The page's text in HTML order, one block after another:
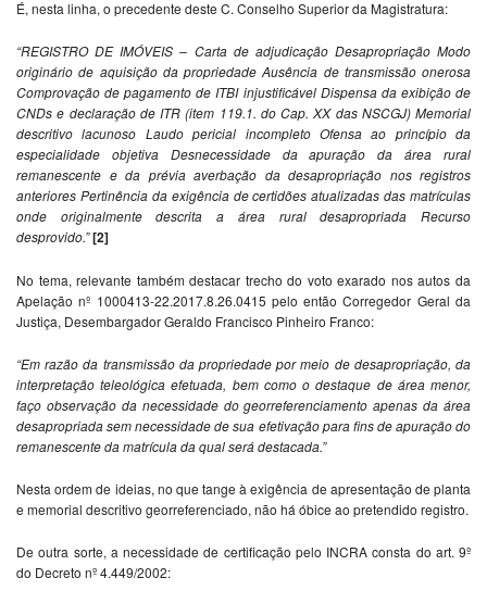
É, nesta linha, o precedente deste C. Conselho Superior da Magistratura:
“REGISTRO DE IMÓVEIS – Carta de adjudicação Desapropriação Modo
originário de aquisição da propriedade Ausência de transmissão onerosa
Comprovação de pagamento de ITBI injustificável Dispensa da exibição de
CNDs e declaração de ITR (item 119.1. do Cap. XX das NSCGJ) Memorial
descritivo lacunoso Laudo pericial incompleto Ofensa ao princípio da
especialidade objetiva Desnecessidade da apuração da área rural
remanescente e da prévia averbação da desapropriação nos registros
anteriores Pertinência da exigência de certidões atualizadas das matrículas
onde originalmente descrita a área rural desapropriada Recurso
desprovido.”[2]
No tema, relevante também destacar trecho do voto exarado nos autos da
Apelação nº 1000413-22.2017.8.26.0415 pelo então Corregedor Geral da
Justiça, Desembargador Geraldo Francisco Pinheiro Franco:
“Em razão da transmissão da propriedade por meio de desapropriação, da
interpretação teleológica efetuada, bem como o destaque de área menor,
faço observação da necessidade do georreferenciamento apenas da área
desapropriada sem necessidade de sua efetivação para fins de apuração do
remanescente da matrícula da qual será destacada.”
Nesta ordem de ideias, no que tange à exigência de apresentação de planta
e memorial descritivo georreferenciado, não há óbice ao pretendido registro.
De outra sorte, a necessidade de certificação pelo INCRA consta do art. 9º
do Decreto nº 4.449/2002: